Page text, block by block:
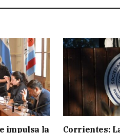
impulsa la
Corrientes: